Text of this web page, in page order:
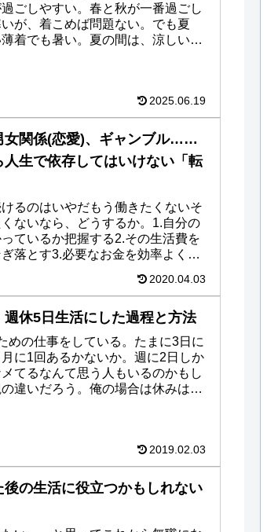
ごしやすい。春と秋が一番過ごし
が、着こめば問題ない。でも夏
着でも暑い。夏の間は、涼しい場
2025.06.19
女関係(恋愛)、ギャンブル……
人生で依存してはいけない「転
るのはいやだもう働きたくないそ
ないなら、どうするか。1.自分の
ているか把握する2.その生活費を
落とす3.必要なお金を効率よく稼
2020.04.03
週休5日生活にした過程と方法
めの仕事をしている。たまに3日に
に1回あるかないか。週に2日しか
てるなんて思う人もいるのかもし
違いだろう。俺の場合は休みは多
2019.02.03
の生活に役立つかもしれない